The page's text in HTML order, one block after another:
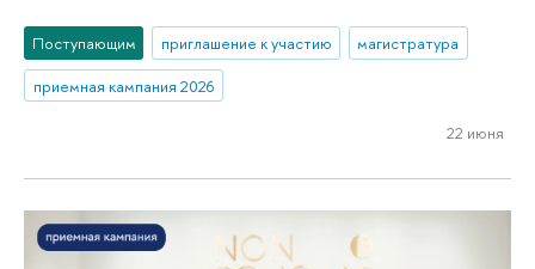
Поступающим приглашение к участию
магистратура
приемная кампания 2026
22 июня